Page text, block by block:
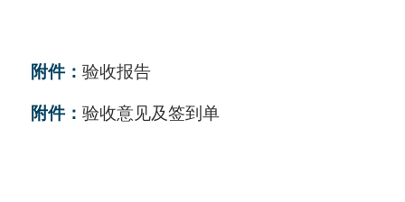
附件： 验收报告
附件： 验收意见及签到单